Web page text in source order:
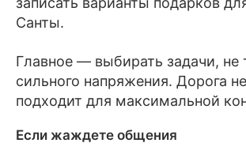
Санты.
Главное — выбирать задачи,
сильного напряжения. Дорога
подходит для максимальной
Если жаждете общения